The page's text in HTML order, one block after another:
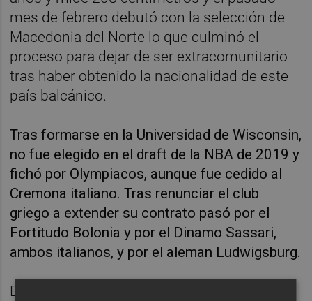
mes de febrero debutó con la selección de
Macedonia del Norte lo que culminó el
proceso para dejar de ser extracomunitario
tras haber obtenido la nacionalidad de este
país balcánico.
Tras formarse en la Universidad de Wisconsin,
no fue elegido en el draft de la NBA de 2019 y
fichó por Olympiacos, aunque fue cedido al
Cremona italiano. Tras renunciar el club
griego a extender su contrato pasó por el
Fortitudo Bolonia y por el Dinamo Sassari,
ambos italianos, y por el aleman Ludwigsburg.
En el verano de 2022 recaló en el Breogán y